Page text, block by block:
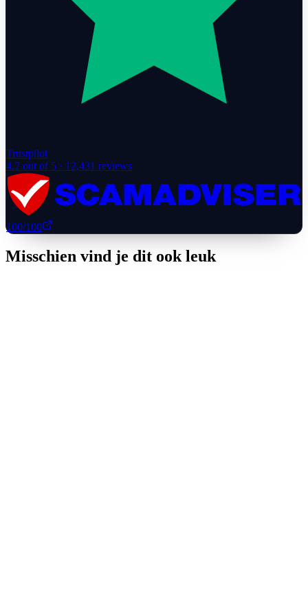
Trustpilot
4.7 out of 5 · 12,431 reviews
100/100
Misschien vind je dit ook leuk